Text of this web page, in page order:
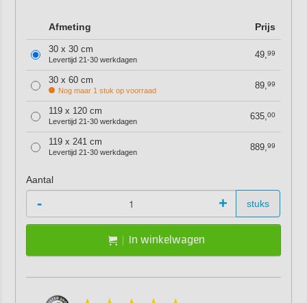
Afmeting Prijs
30 x 30 cm
Levertijd 21-30 werkdagen 49,99
30 x 60 cm
Nog maar 1 stuk op voorraad 89,99
119 x 120 cm
Levertijd 21-30 werkdagen 635,00
119 x 241 cm
Levertijd 21-30 werkdagen 889,99
Aantal
- + stuks
In winkelwagen